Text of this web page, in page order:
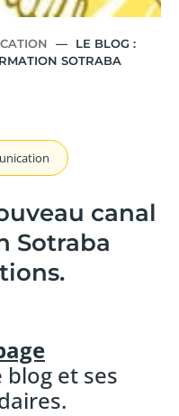
—
LE BLOG :
SOTRABA
canal
Sotraba
blog et ses